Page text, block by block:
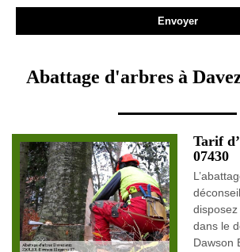
Abattage d'arbres à
Tarif
07430
dans le
Dawson